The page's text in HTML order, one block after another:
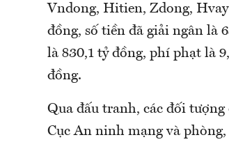
Vndong, Hitien, Zdong,
đồng, số tiền đã giải ngân là
là 830,1 tỷ đồng, phí phạt là
đồng.
Qua đấu tranh, các đối
Cục An ninh mạng và